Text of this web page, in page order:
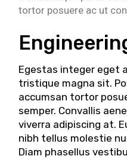
tortor posuere ac ut
Egestas integer eget
tristique magna sit.
accumsan tortor
semper. Convallis
viverra adipiscing at.
nibh tellus molestie
Diam phasellus